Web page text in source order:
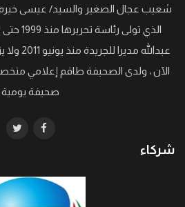
شعيب عجال الصغير والسيد/ عيسى
عبدالله
الآن ، ولدى الصحيفة طاقم إعلامي
صحيفة يومية
شركاء